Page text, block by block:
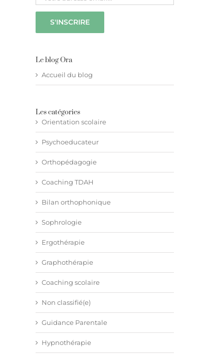
Le blog Ora
Accueil du blog
Les catégories
Orientation scolaire
Psychoeducateur
Orthopédagogie
Coaching TDAH
Bilan orthophonique
Sophrologie
Ergothérapie
Graphothérapie
Coaching scolaire
Non classifié(e)
Guidance Parentale
Hypnothérapie